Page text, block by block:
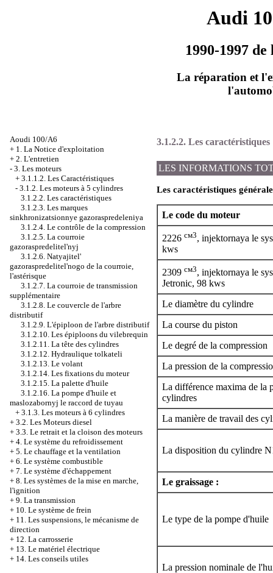
Audi
1990-1997
La réparation et
Aoudi 100/A6
+ 1. La Notice d'exploitation
+ 2. L'entretien
- 3. Les moteurs
+ 3.1.1.2. Les Caractéristiques
- 3.1.2. Les moteurs à 5 cylindres
3.1.2.2. Les caractéristiques
3.1.2.3. Les marques
sinkhronizatsionnye gazoraspredeleniya
3.1.2.4. Le contrôle de la compression
3.1.2.5. La courroie
gazoraspredelitel'nyj
3.1.2.6. Natyajitel'
gazoraspredelitel'nogo de la courroie,
l'astérisque
3.1.2.7. La courroie de transmission
supplémentaire
3.1.2.8. Le couvercle de l'arbre
distributif
3.1.2.9. L'épiploon de l'arbre distributif
3.1.2.10. Les épiploons du vilebrequin
3.1.2.11. La tête des cylindres
3.1.2.12. Hydraulique tolkateli
3.1.2.13. Le volant
3.1.2.14. Les fixations du moteur
3.1.2.15. La palette d'huile
3.1.2.16. La pompe d'huile et
maslozabornyj le raccord de tuyau
+ 3.1.3. Les moteurs à 6 cylindres
+ 3.2. Les Moteurs diesel
+ 3.3. Le retrait et la cloison des moteurs
+ 4. Le système du refroidissement
+ 5. Le chauffage et la ventilation
+ 6. Le système combustible
+ 7. Le système d'échappement
+ 8. Les systèmes de la mise en marche,
l'ignition
+ 9. La transmission
+ 10. Le système de frein
+ 11. Les suspensions, le mécanisme de
direction
+ 12. La carrosserie
+ 13. Le matériel électrique
+ 14. Les conseils utiles
3.1.2.2. Les caractéristiques
LES INFORMATIONS
Les caractéristiques
Le code du moteur
2226 см3, injektornaya le
kws
2309 см3, injektornaya le
Jetronic, 98 kws
Le diamètre du cylindre
La course du piston
Le degré de la compression
La pression de la
La différence maxima de la
cylindres
La manière de travail des
La disposition du cylindre
Le graissage :
Le type de la pompe d'huile
La pression nominale de